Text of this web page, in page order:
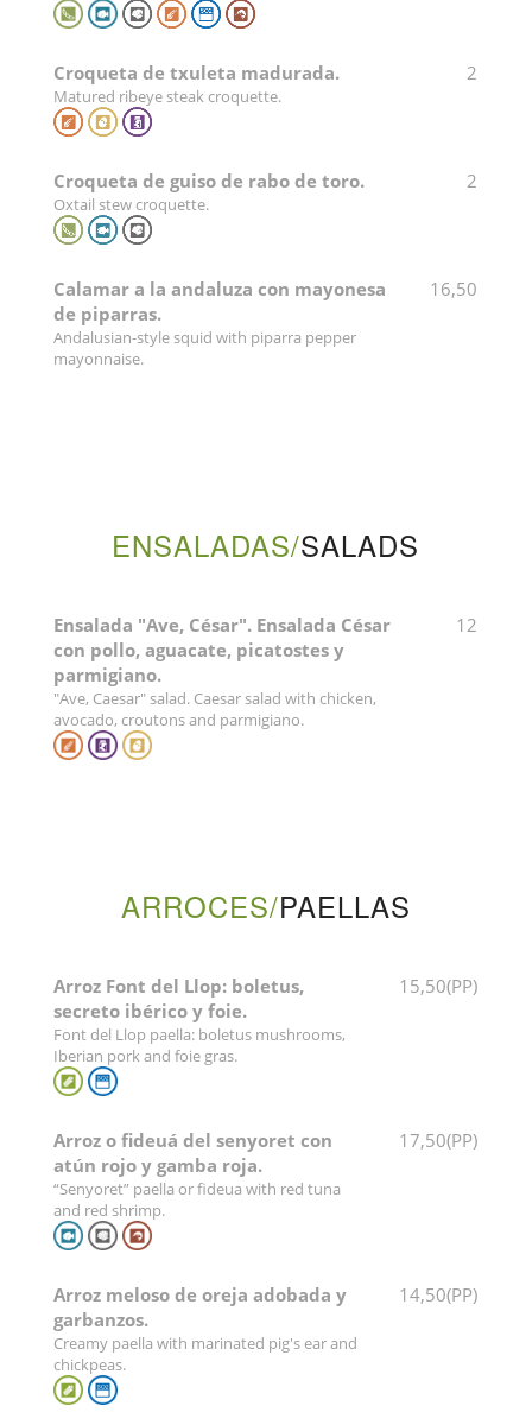
Croqueta de txuleta madurada.
Matured ribeye steak croquette.
2
Croqueta de guiso de rabo de toro.
Oxtail stew croquette.
2
Calamar a la andaluza con mayonesa
de piparras.
Andalusian-style squid with piparra pepper
mayonnaise.
16,50
ENSALADAS/SALADS
Ensalada "Ave, César". Ensalada César
con pollo, aguacate, picatostes y
parmigiano.
"Ave, Caesar" salad. Caesar salad with chicken,
avocado, croutons and parmigiano.
12
ARROCES/PAELLAS
Arroz Font del Llop: boletus,
secreto ibérico y foie.
Font del Llop paella: boletus mushrooms,
Iberian pork and foie gras.
15,50(PP)
Arroz o fideuá del senyoret con
atún rojo y gamba roja.
“Senyoret” paella or fideua with red tuna
and red shrimp.
17,50(PP)
Arroz meloso de oreja adobada y
garbanzos.
Creamy paella with marinated pig's ear and
chickpeas.
14,50(PP)